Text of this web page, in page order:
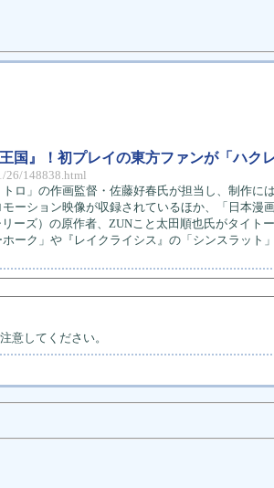
国』！初プレイの東方ファンが「ハク
26/148838.html
ロ」の作画監督・佐藤好春氏が担当し、制作に
ーション映像が収録されているほか、「日本漫
ーズ）の原作者、ZUNこと太田順也氏がタイ
ーク」や『レイクライシス』の「シンスラッ
意してください。